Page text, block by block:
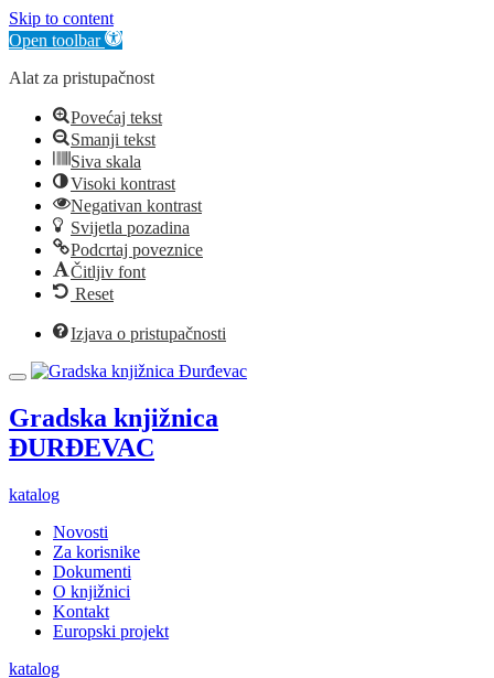
Skip to content
Open toolbar
Alat za pristupačnost
Povećaj tekst
Smanji tekst
Siva skala
Visoki kontrast
Negativan kontrast
Svijetla pozadina
Podcrtaj poveznice
Čitljiv font
Reset
Izjava o pristupačnosti
Gradska knjižnica
ĐURĐEVAC
katalog
Novosti
Za korisnike
Dokumenti
O knjižnici
Kontakt
Europski projekt
katalog